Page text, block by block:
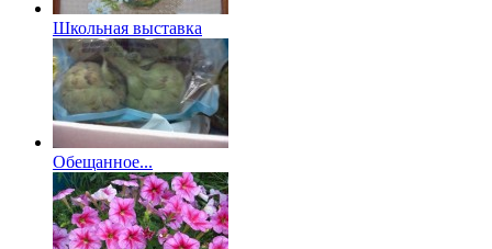
Школьная выставка
Обещанное...